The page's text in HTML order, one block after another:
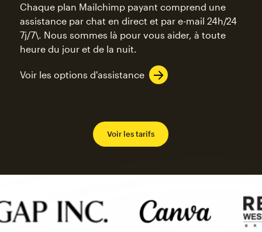
Chaque plan Mailchimp payant comprend une
assistance par chat en direct et par e-mail 24h/24
7j/7\. Nous sommes là pour vous aider, à toute
heure du jour et de la nuit.
Voir les options d'assistance
Voir les tarifs